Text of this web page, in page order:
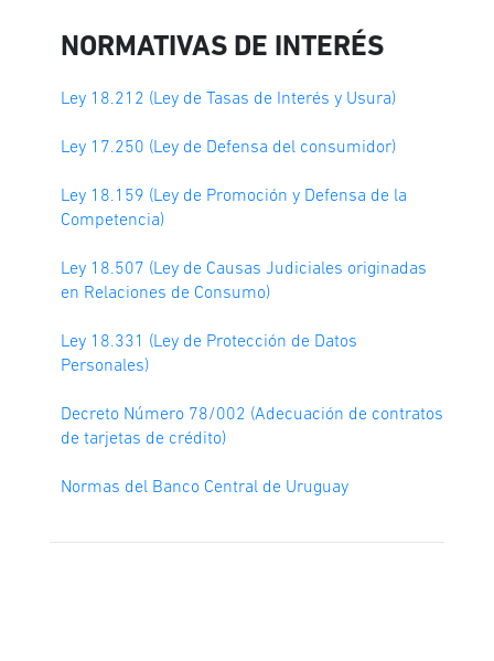
NORMATIVAS DE INTERÉS
Ley 18.212 (Ley de Tasas de Interés y Usura)
Ley 17.250 (Ley de Defensa del consumidor)
Ley 18.159 (Ley de Promoción y Defensa de la
Competencia)
Ley 18.507 (Ley de Causas Judiciales originadas
en Relaciones de Consumo)
Ley 18.331 (Ley de Protección de Datos
Personales)
Decreto Número 78/002 (Adecuación de contratos
de tarjetas de crédito)
Normas del Banco Central de Uruguay